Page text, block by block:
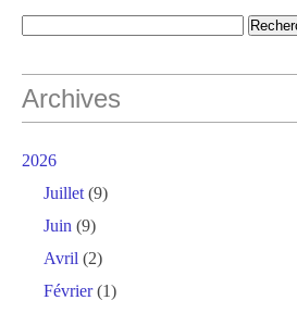
Archives
2026
Juillet (9)
Juin (9)
Avril (2)
Février(1)